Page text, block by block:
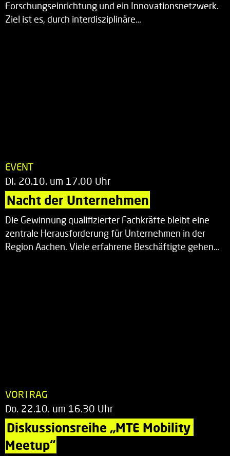
Forschungseinrichtung und ein Innovationsnetzwerk.
Ziel ist es, durch interdisziplinäre…
EVENT
Di. 20.10. um 17.00 Uhr
Nacht der Unternehmen
Die Gewinnung qualifizierter Fachkräfte bleibt eine
zentrale Herausforderung für Unternehmen in der
Region Aachen. Viele erfahrene Beschäftigte gehen…
VORTRAG
Do. 22.10. um 16.30 Uhr
Diskussionsreihe „MTE Mobility
Meetup“